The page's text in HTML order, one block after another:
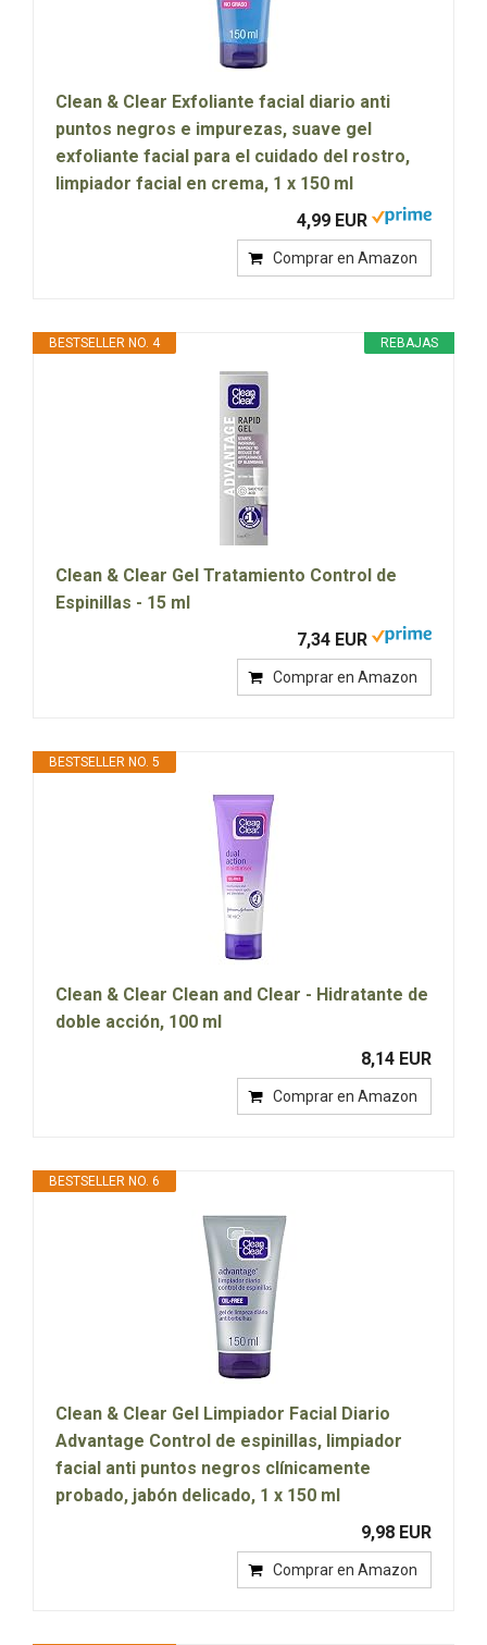
Clean & Clear Exfoliante facial diario anti
puntos negros e impurezas, suave gel
exfoliante facial para el cuidado del rostro,
limpiador facial en crema, 1 x 150 ml
4,99 EUR
Comprar en Amazon
REBAJAS
BESTSELLER NO. 4
Clean & Clear Gel Tratamiento Control de
Espinillas - 15 ml
7,34 EUR
Comprar en Amazon
BESTSELLER NO. 5
Clean & Clear Clean and Clear - Hidratante de
doble acción, 100 ml
8,14 EUR
Comprar en Amazon
BESTSELLER NO. 6
Clean & Clear Gel Limpiador Facial Diario
Advantage Control de espinillas, limpiador
facial anti puntos negros clínicamente
probado, jabón delicado, 1 x 150 ml
9,98 EUR
Comprar en Amazon